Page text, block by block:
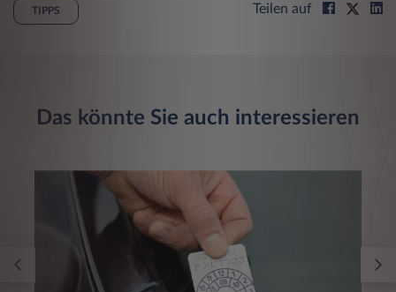
TIPPS Teilen auf
Das könnte Sie auch interessieren